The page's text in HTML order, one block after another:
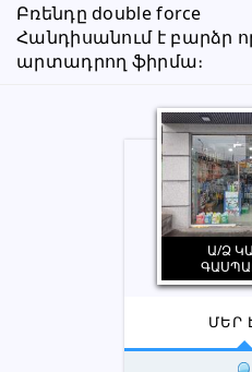
Բռենդը double force
Հանդիսանում է բարձր
արտադրող ֆիրմա։
Ա/Ձ
ՄԵՐ